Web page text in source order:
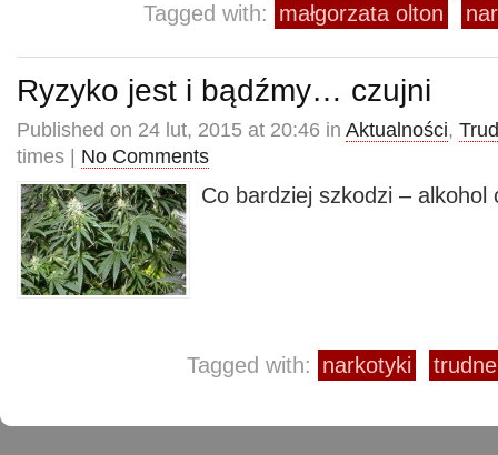
Tagged with: małgorzata olton
Ryzyko jest i bądźmy… czujni
Published on 24 lut, 2015 at 20:46 in Aktualności,
times | No Comments
Co bardziej szkodzi – alkohol
Tagged with: narkotyki